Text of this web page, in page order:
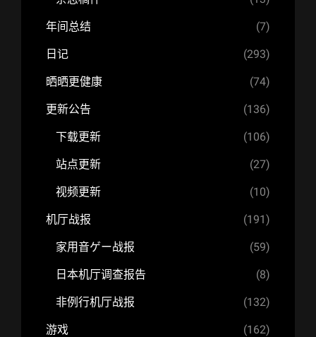
年间总结 (7)
日记 (293)
晒晒更健康 (74)
更新公告 (136)
下载更新 (106)
站点更新 (27)
视频更新 (10)
机厅战报 (191)
家用音ゲー战报 (59)
日本机厅调查报告 (8)
非例行机厅战报 (132)
游戏 (162)